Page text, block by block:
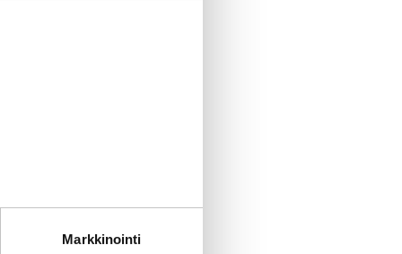
sivustoamme.
Markkinointi
asti